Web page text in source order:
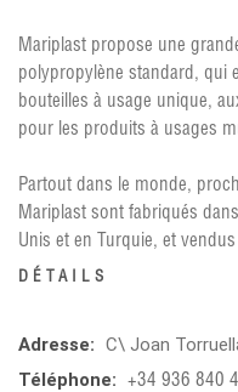
Mariplast propose une
polypropylène standard, qui
bouteilles à usage unique,
pour les produits à usages
Partout dans le monde,
Mariplast sont fabriqués
Unis et en Turquie, et
DÉTAILS
Adresse: C\ Joan
Téléphone:
+34 936 840